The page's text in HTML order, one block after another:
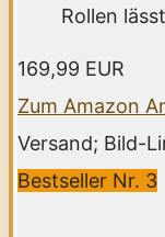
Rollen
169,99 EUR
Zum Amazon
Versand; Bild-
Bestseller Nr. 3